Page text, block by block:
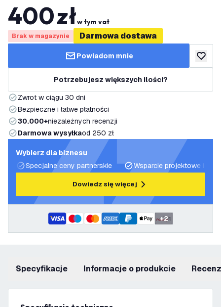
400złw tym vat
Brak w magazynie Darmowa dostawa
Powiadom mnie dodaj
Potrzebujesz większych ilości?
Zwrot w ciągu 30 dni
Bezpieczne i łatwe płatności
30.000+niezależnych recenzji
Darmowa wysyłkaod 250 zł
Wybierz dla biznesu
Specjalne ceny partnerskie
Wsparcie projektowe i
Dowiedz się więcej
+2
Specyfikacje informacje o produkcie